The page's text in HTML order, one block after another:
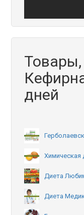
дней
Химическая
Диета
Диета